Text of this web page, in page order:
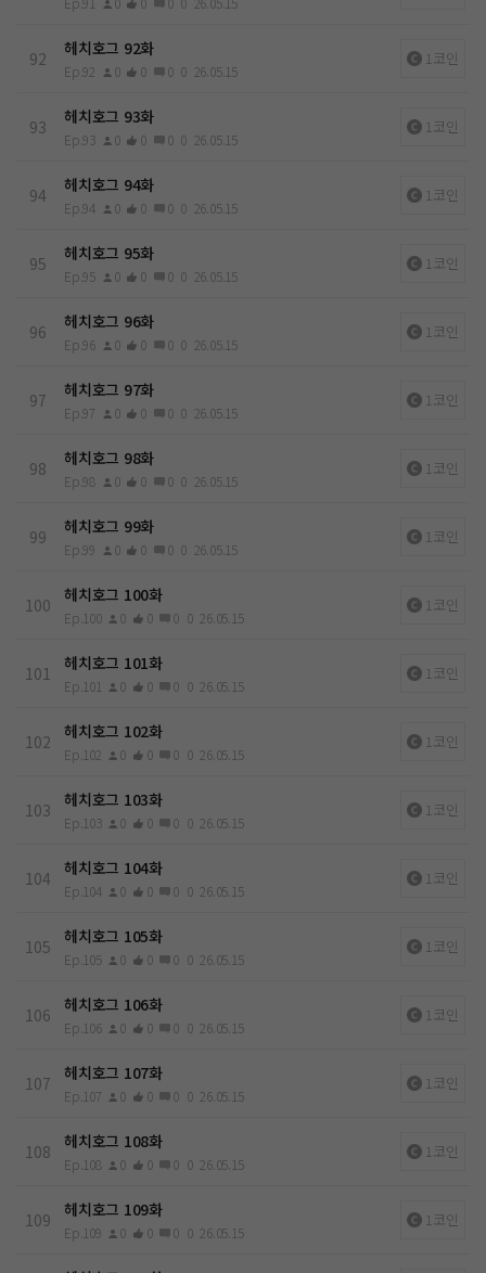
92 헤치호그 92화
Ep.92 0 0 0 0 26.05.15
1코인
93 헤치호그 93화
Ep.93 0 0 0 0 26.05.15
1코인
94 헤치호그 94화
Ep.94 0 0 0 0 26.05.15
1코인
95 헤치호그 95화
Ep.95 0 0 0 0 26.05.15
1코인
96 헤치호그 96화
Ep.96 0 0 0 0 26.05.15
1코인
97 헤치호그 97화
Ep.97 0 0 0 0 26.05.15
1코인
98 헤치호그 98화
Ep.98 0 0 0 0 26.05.15
1코인
99 헤치호그 99화
Ep.99 0 0 0 0 26.05.15
1코인
100 헤치호그 100화
Ep.100 0 0 0 0 26.05.15
1코인
101 헤치호그 101화
Ep.101 0 0 0 0 26.05.15
1코인
102 헤치호그 102화
Ep.102 0 0 0 0 26.05.15
1코인
103 헤치호그 103화
Ep.103 0 0 0 0 26.05.15
1코인
104 헤치호그 104화
Ep.104 0 0 0 0 26.05.15
1코인
105 헤치호그 105화
Ep.105 0 0 0 0 26.05.15
1코인
106 헤치호그 106화
Ep.106 0 0 0 0 26.05.15
1코인
107 헤치호그 107화
Ep.107 0 0 0 0 26.05.15
1코인
108 헤치호그 108화
Ep.108 0 0 0 0 26.05.15
1코인
109 헤치호그 109화
Ep.109 0 0 0 0 26.05.15
1코인